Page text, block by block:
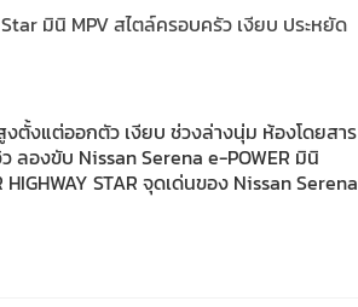
มินิ MPV สไตล์ครอบครัว เงียบ ประหยัด
ตั้งแต่ออกตัว เงียบ ช่วงล่างนุ่ม ห้องโดยสาร
ลองขับ Nissan Serena e-POWER มินิ
STAR จุดเด่นของ Nissan Serena